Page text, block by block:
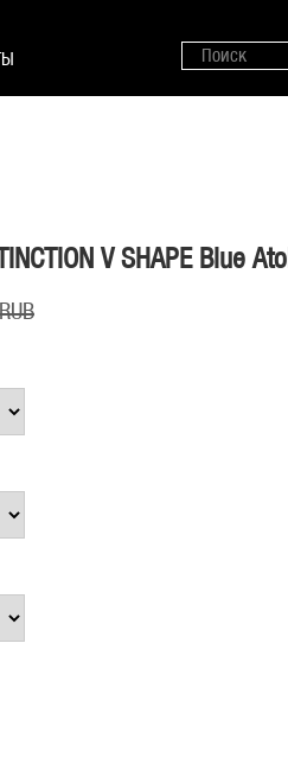
V SHAPE Blue Atoll